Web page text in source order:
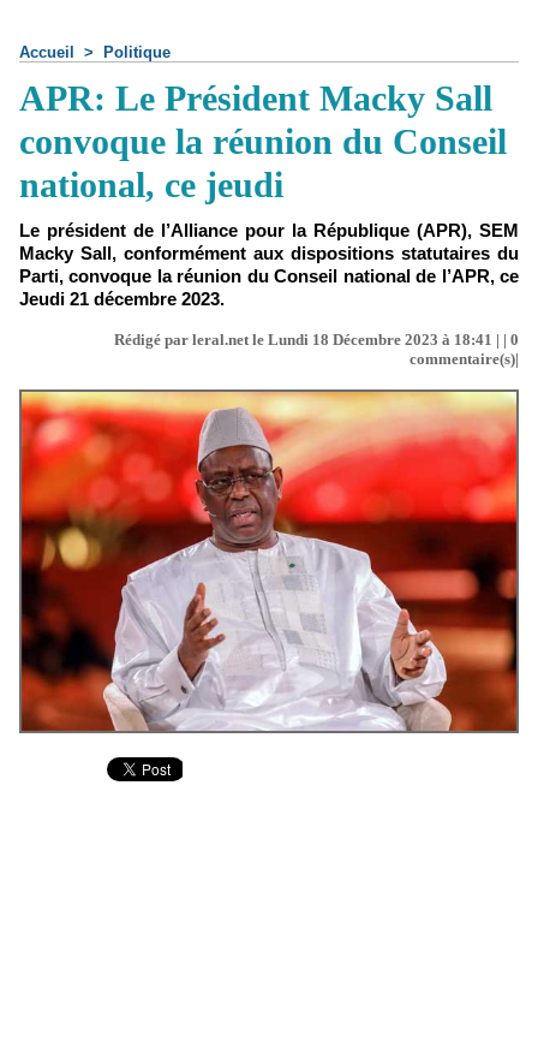
Accueil > Politique
APR: Le Président Macky Sall
convoque la réunion du Conseil
national, ce jeudi
Le président de l’Alliance pour la République (APR), SEM
Macky Sall, conformément aux dispositions statutaires du
Parti, convoque la réunion du Conseil national de l’APR, ce
Jeudi 21 décembre 2023.
Rédigé par leral.net le Lundi 18 Décembre 2023 à 18:41 | | 0
commentaire(s)|